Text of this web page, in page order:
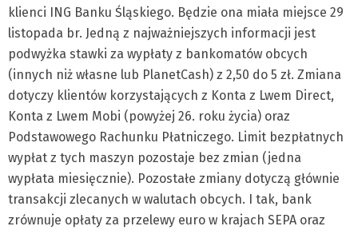
klienci ING Banku Śląskiego. Będzie ona miała miejsce 29
listopada br. Jedną z najważniejszych informacji jest
podwyżka stawki za wypłaty z bankomatów obcych
(innych niż własne lub PlanetCash) z 2,50 do 5 zł. Zmiana
dotyczy klientów korzystających z Konta z Lwem Direct,
Konta z Lwem Mobi (powyżej 26. roku życia) oraz
Podstawowego Rachunku Płatniczego. Limit bezpłatnych
wypłat z tych maszyn pozostaje bez zmian (jedna
wypłata miesięcznie). Pozostałe zmiany dotyczą głównie
transakcji zlecanych w walutach obcych. I tak, bank
zrównuje opłaty za przelewy euro w krajach SEPA oraz